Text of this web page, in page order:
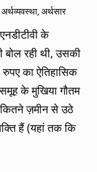
अर्थव्यवस्था,अर्थसार
के
रही थी, उसकी
का ऐतिहासिक
के मुखिया गौतम
कितने ज़मीन से उठे
हैं (यहां तक कि